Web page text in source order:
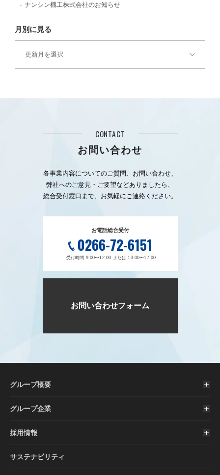
ナンシン機工株式会社のお知らせ
月別に見る
CONTACT
お問い合わせ
各事業内容についてのご質問、お問い合わせ、
弊社へのご意見・ご要望などありましたら、
総合受付窓口まで、お気軽にご連絡ください。
お電話総合受付
0266-72-6151
受付時間 9:00〜12:00 または 13:00〜17:00
お問い合わせフォーム
グループ概要
グループ企業
採用情報
サステナビリティ